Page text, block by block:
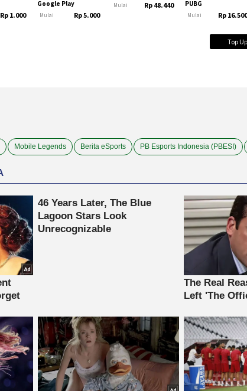
Mobile Legends Berita eSports PB Esports Indonesia (PBESI)